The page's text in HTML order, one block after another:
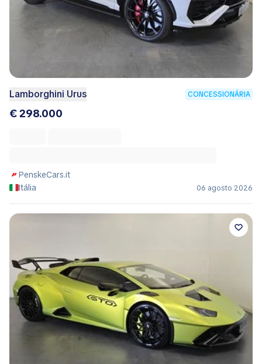
Lamborghini Urus CONCESSIONÁRIA
€ 298.000
PenskeCars.it
Itália
06 agosto 2026